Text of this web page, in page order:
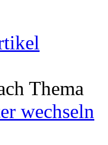
Thema
wechseln